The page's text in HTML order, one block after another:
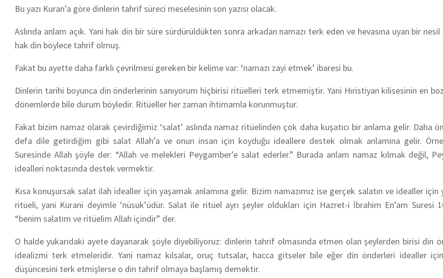
Bu yazı Kuran’a göre dinlerin tahrif süreci meselesinin son yazısı olacak.
Aslında anlam açık. Yani hak din bir süre sürdürüldükten sonra arkadan namazı terk eden ve hevasına uyan bir
hak din böylece tahrif olmuş.
Fakat bu ayette daha farklı çevrilmesi gereken bir kelime var: ‘namazı zayi etmek’ ibaresi bu.
Dinlerin tarihi boyunca din önderlerinin sanıyorum hiçbirisi ritüelleri terk etmemiştir. Yani Hıristiyan kilisesinin en
dönemlerde bile durum böyledir. Ritüeller her zaman ihtimamla korunmuştur.
Fakat bizim namaz olarak çevirdiğimiz ‘salat’ aslında namaz ritüelinden çok daha kuşatıcı bir anlama gelir. Daha
defa dile getirdiğim gibi salat Allah’a ve onun insan için koyduğu ideallere destek olmak anlamına gelir.
Suresinde Allah şöyle der: “Allah ve melekleri Peygamber’e salat ederler.” Burada anlam namaz kılmak değil,
idealleri noktasında destek vermektir.
Kısa konuşursak salat ilah idealler için yaşamak anlamına gelir. Bizim namazımız ise gerçek salatın ve idealler için
ritüeli, yani Kurani deyimle ‘nüsuk’üdür. Salat ile ritüel ayrı şeyler oldukları için Hazret-i İbrahim En’am Suresi
“benim salatım ve ritüelim Allah içindir” der.
O halde yukarıdaki ayete dayanarak şöyle diyebiliyoruz: dinlerin tahrif olmasında etmen olan şeylerden birisi din
idealizmi terk etmeleridir. Yani namaz kılsalar, oruç tutsalar, hacca gitseler bile eğer din önderleri idealler
düşüncesini terk etmişlerse o din tahrif olmaya başlamış demektir.